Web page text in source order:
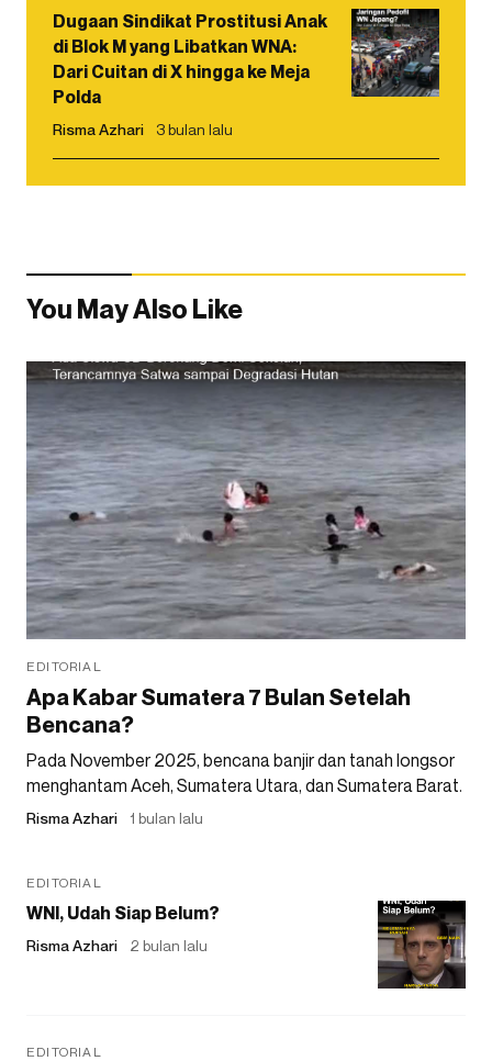
Dugaan Sindikat Prostitusi Anak
di Blok M yang Libatkan WNA:
Dari Cuitan di X hingga ke Meja
Polda
Risma Azhari 3 bulan lalu
You May Also Like
EDITORIAL
Apa Kabar Sumatera 7 Bulan Setelah
Bencana?
Pada November 2025, bencana banjir dan tanah longsor
menghantam Aceh, Sumatera Utara, dan Sumatera Barat.
Risma Azhari 1 bulan lalu
EDITORIAL
WNI, Udah Siap Belum?
Risma Azhari 2 bulan lalu
EDITORIAL